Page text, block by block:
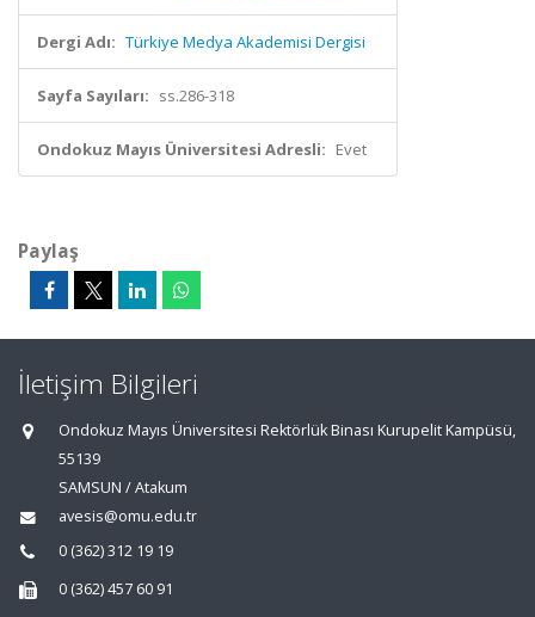
Dergi Adı: Türkiye Medya Akademisi Dergisi
Sayfa Sayıları: ss.286-318
Ondokuz Mayıs Üniversitesi Adresli: Evet
Paylaş
İletişim Bilgileri
Ondokuz Mayıs Üniversitesi Rektörlük Binası Kurupelit Kampüsü,
55139
SAMSUN / Atakum
avesis@omu.edu.tr
0 (362) 312 19 19
0 (362) 457 60 91